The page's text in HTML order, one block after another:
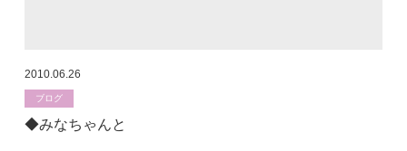
2010.06.26
ブログ
◆みなちゃんと